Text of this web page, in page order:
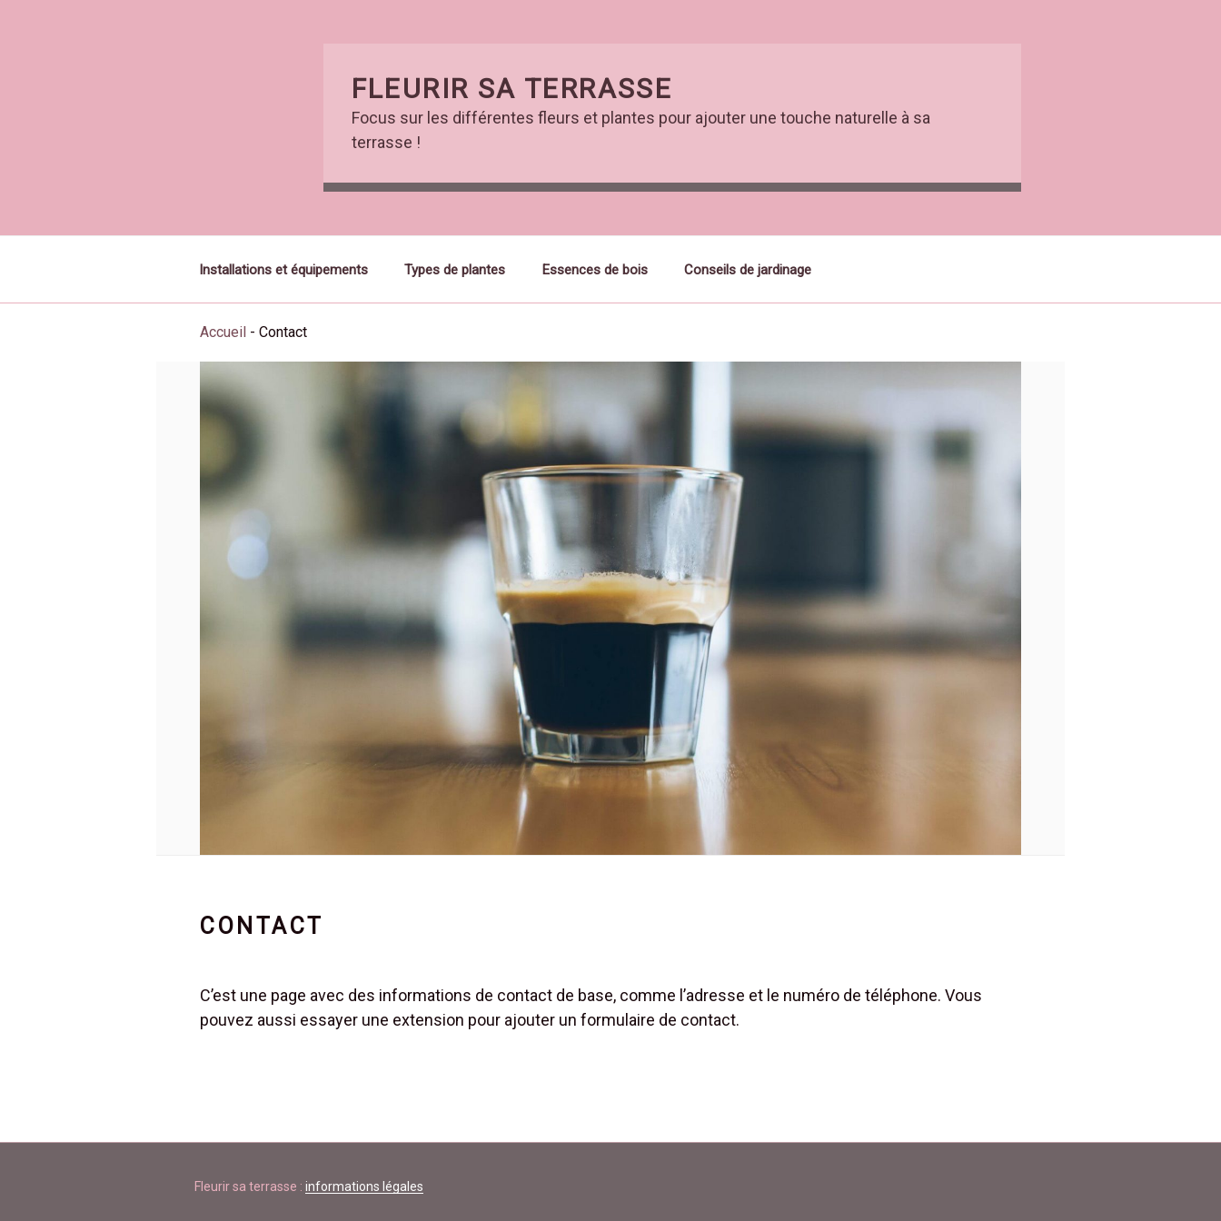
FLEURIR SA TERRASSE
Focus sur les différentes fleurs et plantes pour ajouter une touche naturelle à sa
terrasse !
Installations et équipements Types de plantes Essences de bois Conseils de jardinage
Accueil - Contact
CONTACT
C’est une page avec des informations de contact de base, comme l’adresse et le numéro de téléphone. Vous
pouvez aussi essayer une extension pour ajouter un formulaire de contact.
Fleurir sa terrasse : informations légales